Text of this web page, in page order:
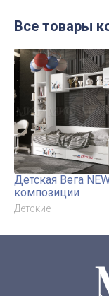
Все товары
Детская Вега
композиции
Детские